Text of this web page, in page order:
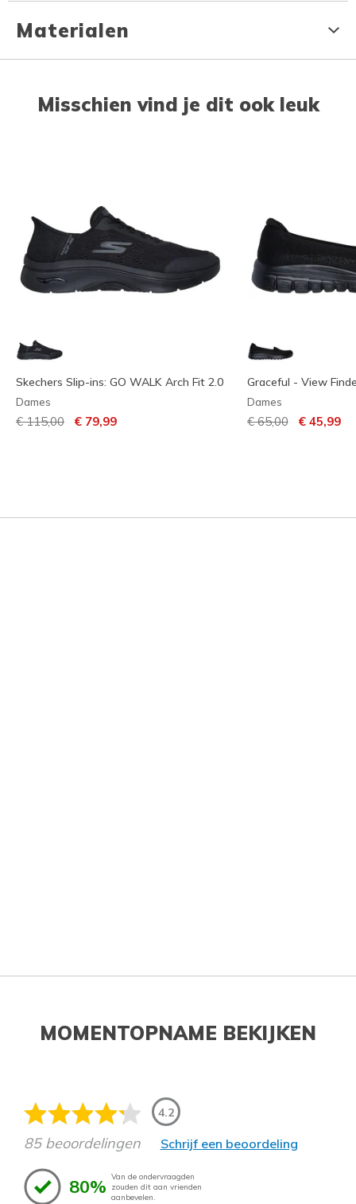
Materialen
Misschien vind je dit ook leuk
Skechers Slip-ins: GO WALK Arch Fit 2.0
Dames
Prijs verlaagd van
€ 115,00 naar
€ 79,99
Graceful - View
Dames
Prijs verlaagd van
€ 65,00naar
€ 45,99
MOMENTOPNAME BEKIJKEN
4.2
85 beoordelingen Schrijf een beoordeling
80% Van de ondervraagden
zouden dit aan vrienden
aanbevelen.